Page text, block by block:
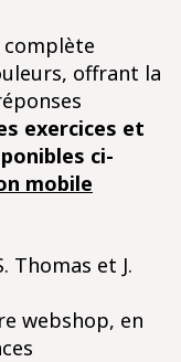
complète
offrant la
exercices et
ci-
mobile
Thomas et J.
webshop, en